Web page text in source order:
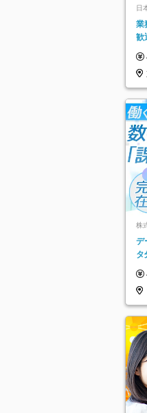
日
業
歓
株
デ
タ
員